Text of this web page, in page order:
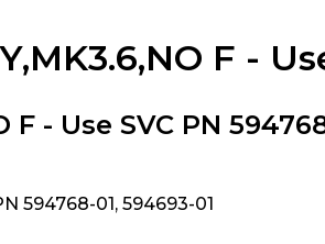
F -
F - Use SVC PN
594768-01, 594693-01